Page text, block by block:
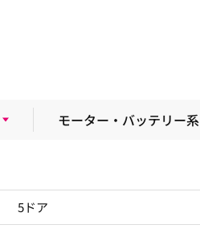
モーター・バッテリー系
5ドア